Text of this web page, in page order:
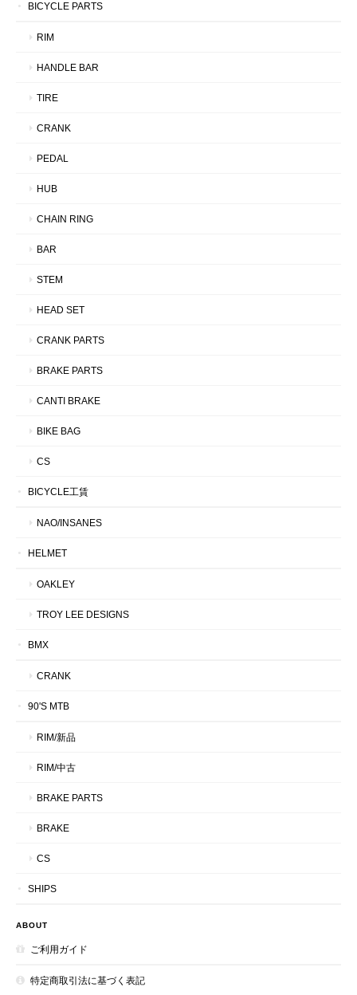
BICYCLE PARTS
RIM
HANDLE BAR
TIRE
CRANK
PEDAL
HUB
CHAIN RING
BAR
STEM
HEAD SET
CRANK PARTS
BRAKE PARTS
CANTI BRAKE
BIKE BAG
CS
BICYCLE工賃
NAO/INSANES
HELMET
OAKLEY
TROY LEE DESIGNS
BMX
CRANK
90'S MTB
RIM/新品
RIM/中古
BRAKE PARTS
BRAKE
CS
SHIPS
ABOUT
ご利用ガイド
特定商取引法に基づく表記